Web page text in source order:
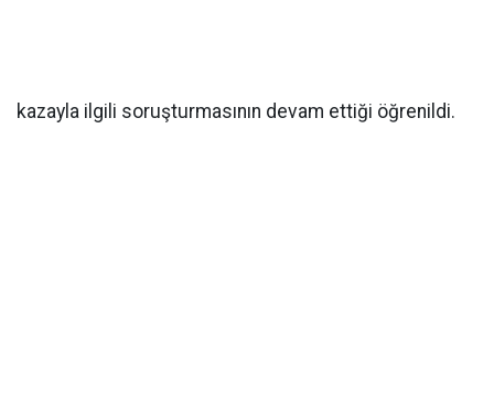
kazayla ilgili soruşturmasının devam ettiği öğrenildi.